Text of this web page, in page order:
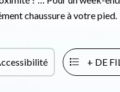
chaussure à votre pied.
+ DE